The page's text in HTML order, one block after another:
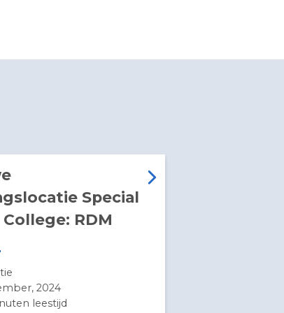
trainingslocatie Special